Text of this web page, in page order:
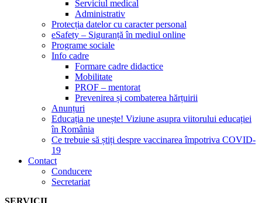
Serviciul medical
Administrativ
Protecția datelor cu caracter personal
eSafety – Siguranță în mediul online
Programe sociale
Info cadre
Formare cadre didactice
Mobilitate
PROF – mentorat
Prevenirea și combaterea hărțuirii
Anunțuri
Educația ne unește! Viziune asupra viitorului educației
în România
Ce trebuie să știți despre vaccinarea împotriva COVID-
19
Contact
Conducere
Secretariat
SERVICII